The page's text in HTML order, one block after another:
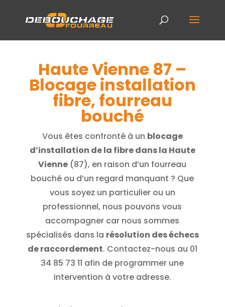
Haute Vienne 87 –
Blocage installation
fibre, fourreau
bouché
Vous êtes confronté à un blocage
d’installation de la fibre dans la Haute
Vienne (87), en raison d’un fourreau
bouché ou d’un regard manquant ? Que
vous soyez un particulier ou un
professionnel, nous pouvons vous
accompagner car nous sommes
spécialisés dans la résolution des échecs
de raccordement. Contactez-nous au 01
34 85 73 11 afin de programmer une
intervention à votre adresse.